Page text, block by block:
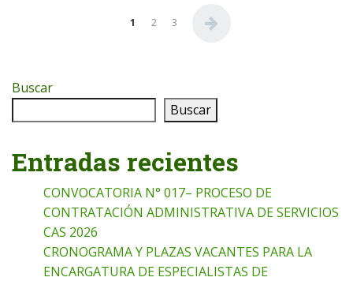
Paginación de entradas
1 2 3
Buscar
Buscar
Entradas recientes
CONVOCATORIA N° 017– PROCESO DE
CONTRATACIÓN ADMINISTRATIVA DE SERVICIOS
CAS 2026
CRONOGRAMA Y PLAZAS VACANTES PARA LA
ENCARGATURA DE ESPECIALISTAS DE